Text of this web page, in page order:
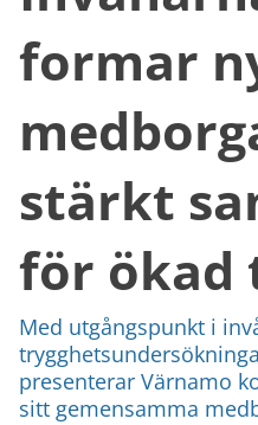
formar
stärkt
för ökad
Med utgångspunkt i
presenterar Värnamo
sitt gemensamma